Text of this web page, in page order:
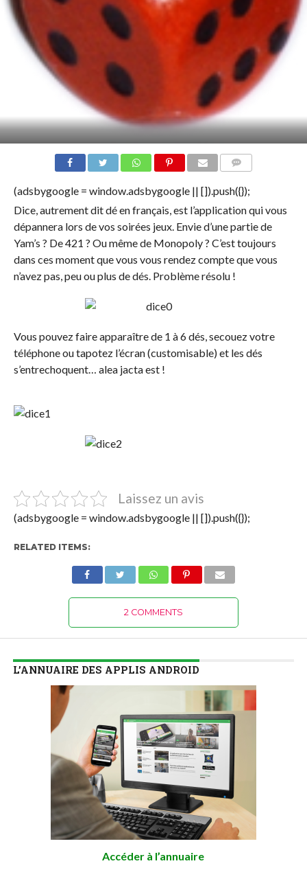
(adsbygoogle = window.adsbygoogle || []).push({});
Dice, autrement dit dé en français, est l’application qui vous
dépannera lors de vos soirées jeux. Envie d’une partie de
Yam’s ? De 421 ? Ou même de Monopoly ? C’est toujours
dans ces moment que vous vous rendez compte que vous
n’avez pas, peu ou plus de dés. Problème résolu !
Vous pouvez faire apparaître de 1 à 6 dés, secouez votre
téléphone ou tapotez l’écran (customisable) et les dés
s’entrechoquent… alea jacta est !
Laissez un avis
(adsbygoogle = window.adsbygoogle || []).push({});
RELATED ITEMS:
2 COMMENTS
L’ANNUAIRE DES APPLIS ANDROID
Accéder à l’annuaire